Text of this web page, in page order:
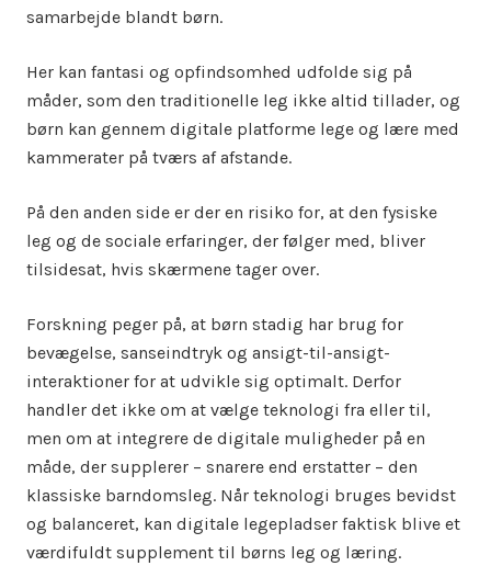
samarbejde blandt børn.
Her kan fantasi og opfindsomhed udfolde sig på
måder, som den traditionelle leg ikke altid tillader, og
børn kan gennem digitale platforme lege og lære med
kammerater på tværs af afstande.
På den anden side er der en risiko for, at den fysiske
leg og de sociale erfaringer, der følger med, bliver
tilsidesat, hvis skærmene tager over.
Forskning peger på, at børn stadig har brug for
bevægelse, sanseindtryk og ansigt-til-ansigt-
interaktioner for at udvikle sig optimalt. Derfor
handler det ikke om at vælge teknologi fra eller til,
men om at integrere de digitale muligheder på en
måde, der supplerer – snarere end erstatter – den
klassiske barndomsleg. Når teknologi bruges bevidst
og balanceret, kan digitale legepladser faktisk blive et
værdifuldt supplement til børns leg og læring.